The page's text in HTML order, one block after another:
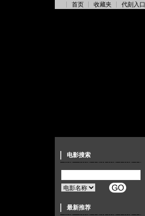
首页 收藏夹 代刻入口
电影搜索
最新推荐